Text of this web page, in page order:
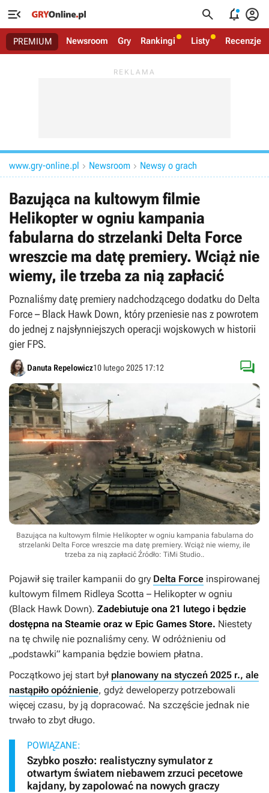
   
PREMIUM Newsroom Gry Rankingi Listy Recenzje
www.gry-online.pl  Newsroom  Newsy o grach
Bazująca na kultowym filmie
Helikopter w ogniu kampania
fabularna do strzelanki Delta Force
wreszcie ma datę premiery. Wciąż nie
wiemy, ile trzeba za nią zapłacić
Poznaliśmy datę premiery nadchodzącego dodatku do Delta
Force – Black Hawk Down, który przeniesie nas z powrotem
do jednej z najsłynniejszych operacji wojskowych w historii
gier FPS.
Danuta Repelowicz10 lutego 2025 17:12 
Bazująca na kultowym filmie Helikopter w ogniu kampania fabularna do
strzelanki Delta Force wreszcie ma datę premiery. Wciąż nie wiemy, ile
trzeba za nią zapłacić Źródło: TiMi Studio..
Pojawił się trailer kampanii do gry Delta Force inspirowanej
kultowym filmem Ridleya Scotta – Helikopter w ogniu
(Black Hawk Down). Zadebiutuje ona 21 lutego i będzie
dostępna na Steamie oraz w Epic Games Store. Niestety
na tę chwilę nie poznaliśmy ceny. W odróżnieniu od
„podstawki” kampania będzie bowiem płatna.
Początkowo jej start był planowany na styczeń 2025 r., ale
nastąpiło opóźnienie, gdyż deweloperzy potrzebowali
więcej czasu, by ją dopracować. Na szczęście jednak nie
trwało to zbyt długo.
POWIĄZANE:
Szybko poszło: realistyczny symulator z
otwartym światem niebawem zrzuci pecetowe
kajdany, by zapolować na nowych graczy